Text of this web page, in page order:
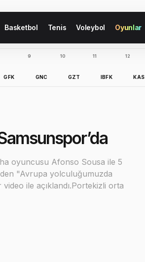
Basketbol Tenis Voleybol Oyunlar
GFK
9
GNC
10
GZT
11
IBFK
12
KAS
oyuncusu Afonso Sousa ile 5
"Avrupa yolculuğumuzda
ile açıklandı.Portekizli orta